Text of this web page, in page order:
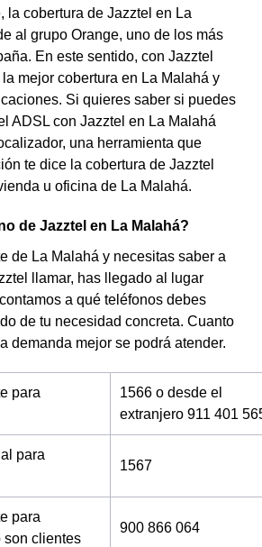
la cobertura de Jazztel en La
al grupo Orange, uno de los más
En este sentido, con Jazztel
mejor cobertura en La Malahá y
Si quieres saber si puedes
ADSL con Jazztel en La Malahá
una herramienta que
te dice la cobertura de Jazztel
u oficina de La Malahá.
de Jazztel en La Malahá?
de La Malahá y necesitas saber a
llamar, has llegado al lugar
a qué teléfonos debes
de tu necesidad concreta. Cuanto
demanda mejor se podrá atender.
para
1566 o desde el
extranjero 911 401
para
1567
para
son clientes
900 866 064